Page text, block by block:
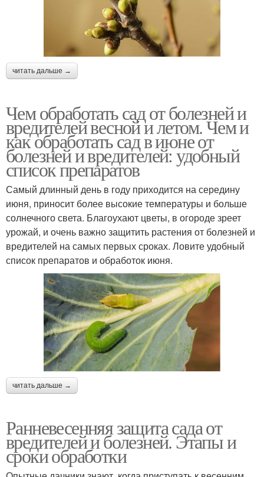
читать дальше →
Чем обработать сад от болезней и
вредителей весной и летом. Чем и
как обработать сад в июне от
болезней и вредителей: удобный
список препаратов
Самый длинный день в году приходится на середину
июня, приносит более высокие температуры и больше
солнечного света. Благоухают цветы, в огороде зреет
урожай, и очень важно защитить растения от болезней и
вредителей на самых первых сроках. Ловите удобный
список препаратов и обработок июня.
читать дальше →
Ранневесенняя защита сада от
вредителей и болезней. Этапы и
сроки обработки